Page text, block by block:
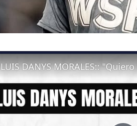
LUIS DANYS MORALES::